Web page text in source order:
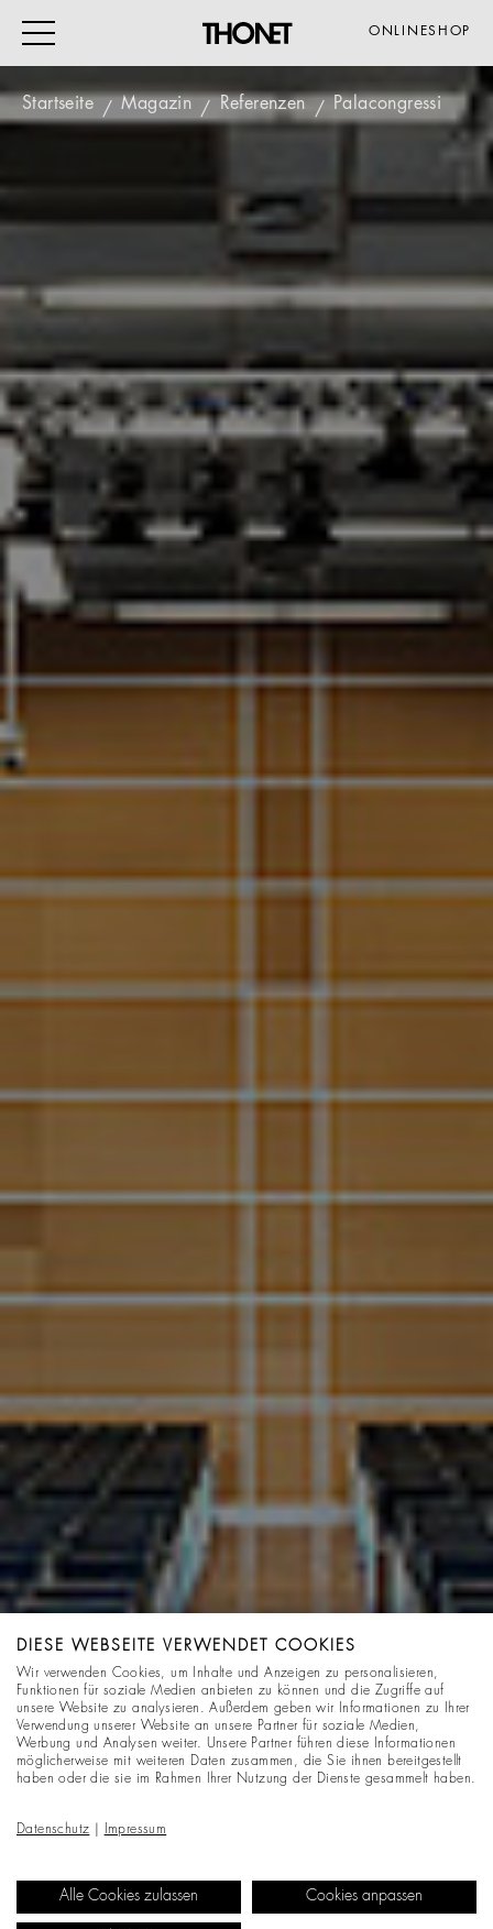
ONLINESHOP
VERANSTALTUNG
GASTRO & HOTEL
ALLE PRODUKTE
Magazin
Service
Referenzen
Unternehmen
Startseite Magazin Referenzen Palacongressi
DIESE WEBSEITE VERWENDET COOKIES
Wir verwenden Cookies, um Inhalte und Anzeigen zu personalisieren,
Funktionen für soziale Medien anbieten zu können und die Zugriffe auf
unsere Website zu analysieren. Außerdem geben wir Informationen zu Ihrer
Verwendung unserer Website an unsere Partner für soziale Medien,
Werbung und Analysen weiter. Unsere Partner führen diese Informationen
möglicherweise mit weiteren Daten zusammen, die Sie ihnen bereitgestellt
haben oder die sie im Rahmen Ihrer Nutzung der Dienste gesammelt haben.
Datenschutz Impressum
Alle Cookies zulassen Cookies anpassen